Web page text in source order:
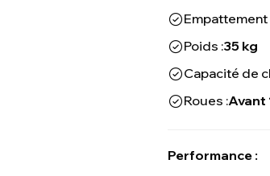
Empattement
Poids :35 kg
Capacité de
Roues :Avant
Performance :